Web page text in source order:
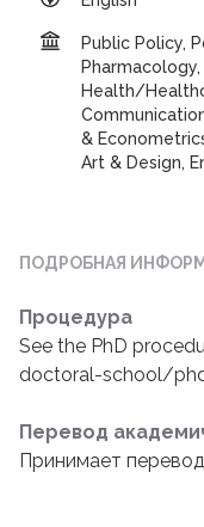
Public Policy,
Health/
&
Art & Design,
ПОДРОБНАЯ
Процедура
See the PhD
doctoral-school/
Перевод
Принимает